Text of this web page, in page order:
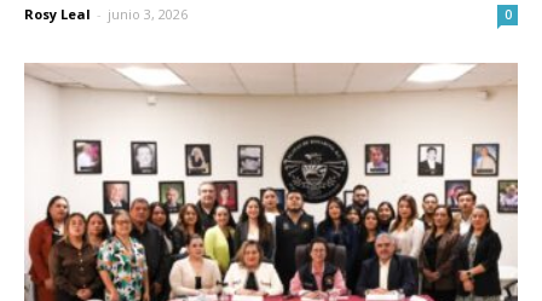
Rosy Leal - junio 3, 2026 0